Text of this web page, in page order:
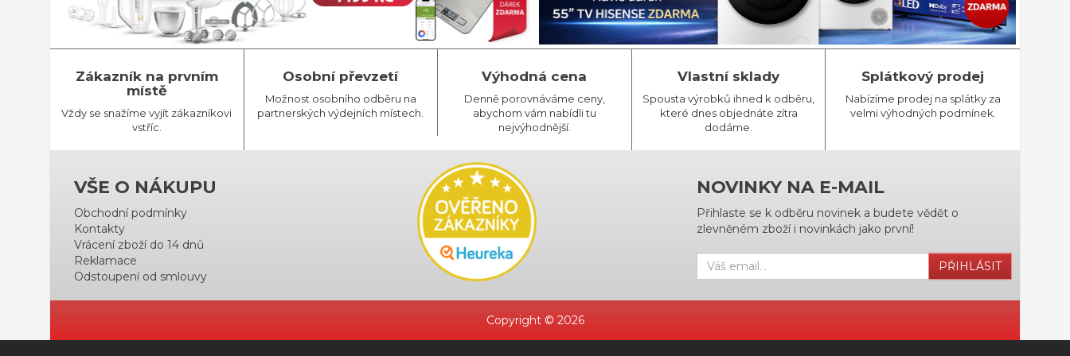
Zákazník na prvním
místě
Vždy se snažíme vyjít zákazníkovi
vstříc.
Osobní převzetí
Možnost osobního odběru na
partnerských výdejních místech.
Výhodná cena
Denně porovnáváme ceny,
abychom vám nabídli tu
nejvýhodnější.
Vlastní sklady
Spousta výrobků ihned k odběru,
které dnes objednáte zítra
dodáme.
Splátkový prodej
Nabízíme prodej na splátky za
velmi výhodných podmínek.
VŠE O NÁKUPU
Obchodní podmínky
Kontakty
Vrácení zboží do 14 dnů
Reklamace
Odstoupení od smlouvy
NOVINKY NA E-MAIL
Přihlaste se k odběru novinek a budete vědět o
zlevněném zboží i novinkách jako první!
PŘIHLÁSIT
Copyright © 2026